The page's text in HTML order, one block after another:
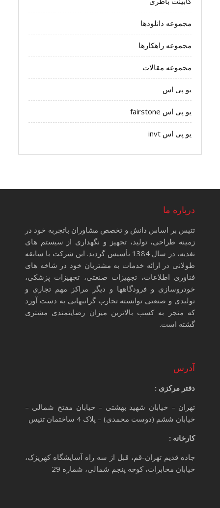
مجموعه دانلودها
مجموعه راهکارها
مجموعه مقالات
یو پی اس
یو پی اس fairstone
یو پی اس invt
درباره ما
تتیس بر اساس دانش و تخصص مشاوران باتجربه خود در
زمینه طراحی، تولید، تجهیز و نگهداری از سیستم های
تغذیه، در سال 1384 تأسیس گردید. این شرکت با سابقه
طولانی در ارائه خدمات به مشتریان خود در شاخه های
فناوری اطلاعات، تجهیزات صنعتی، تجهیزات پزشکی،
خودروسازی و فرودگاهها و دیگر مراکز مهم تجاری و
تولیدی و صنعتی توانسته تجارب گرانبهایی به دست آورد
که منجر به کسب بالاترین میزان رضایتمندی مشتری
گشته است.
آدرس
دفتر مرکزی :
تهران – خیابان شهید بهشتی – خیابان مفتح شمالی –
خیابان ششم (دوست محمدی) – پلاک 4 ساختمان تتیس
کارخانه :
جاده قدیم تهران-قم، قبل از سه راه آسایشگاه کهریزک،
خیابان مخابرات، کوچه پنجم شمالی، شماره 29